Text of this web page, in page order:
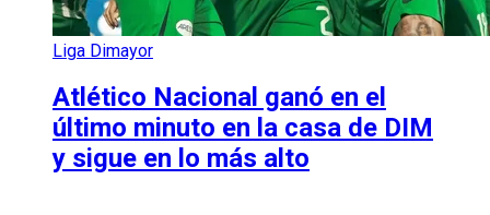
Liga Dimayor
Atlético Nacional ganó en el
último minuto en la casa de DIM
y sigue en lo más alto